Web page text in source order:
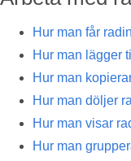
Hur man får
Hur man lägger
Hur man
Hur man döljer
Hur man visar
Hur man